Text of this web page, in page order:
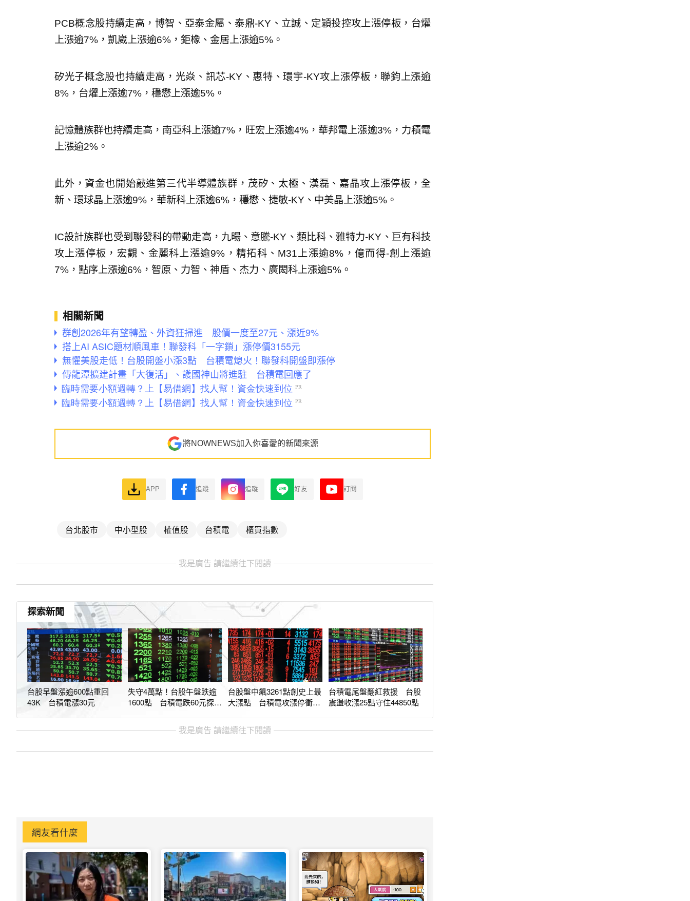
PCB概念股持續走高，博智、亞泰金屬、泰鼎-KY、立誠、定穎投控攻上漲停板，台燿
上漲逾7%，凱崴上漲逾6%，鉅橡、金居上漲逾5%。
矽光子概念股也持續走高，光焱、訊芯-KY、惠特、環宇-KY攻上漲停板，聯鈞上漲逾
8%，台燿上漲逾7%，穩懋上漲逾5%。
記憶體族群也持續走高，南亞科上漲逾7%，旺宏上漲逾4%，華邦電上漲逾3%，力積電
上漲逾2%。
此外，資金也開始敲進第三代半導體族群，茂矽、太極、漢磊、嘉晶攻上漲停板，全
新、環球晶上漲逾9%，華新科上漲逾6%，穩懋、捷敏-KY、中美晶上漲逾5%。
IC設計族群也受到聯發科的帶動走高，九暘、意騰-KY、類比科、雅特力-KY、巨有科技
攻上漲停板，宏觀、金麗科上漲逾9%，精拓科、M31上漲逾8%，億而得-創上漲逾
7%，點序上漲逾6%，智原、力智、神盾、杰力、廣閎科上漲逾5%。
相關新聞
群創2026年有望轉盈、外資狂掃進 股價一度至27元、漲近9%
搭上AI ASIC題材順風車！聯發科「一字鎖」漲停價3155元
無懼美股走低！台股開盤小漲3點 台積電熄火！聯發科開盤即漲停
傳龍潭擴建計畫「大復活」、護國神山將進駐 台積電回應了
將NOWNEWS加入你喜愛的新聞來源
APP 追蹤 追蹤 好友 訂閱
台北股市 中小型股 權值股 台積電 櫃買指數
我是廣告 請繼續往下閱讀
探索新聞
台股早盤漲逾600點重回
43K 台積電漲30元
失守4萬點！台股午盤跌逾
1600點 台積電跌60元探
台股盤中飆3261點創史上最
大漲點 台積電攻漲停衝破
台積電尾盤翻紅救援 台股
震盪收漲25點守住44850點
我是廣告 請繼續往下閱讀
網友看什麼
PR